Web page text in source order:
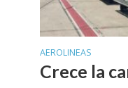
AEROLINEAS
Crece la